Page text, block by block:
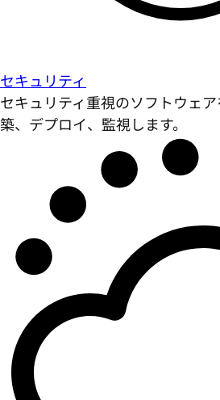
セキュリティ
セキュリティ重視のソフトウェ
築、デプロイ、監視します。